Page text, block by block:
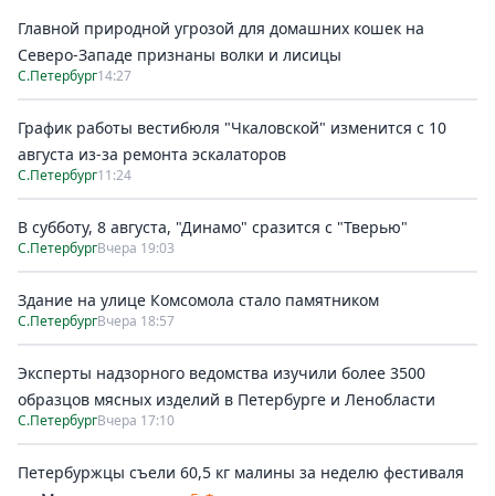
Главной природной угрозой для домашних кошек на
Северо-Западе признаны волки и лисицы
С.Петербург14:27
График работы вестибюля "Чкаловской" изменится с 10
августа из-за ремонта эскалаторов
С.Петербург11:24
В субботу, 8 августа, "Динамо" сразится с "Тверью"
С.ПетербургВчера 19:03
Здание на улице Комсомола стало памятником
С.ПетербургВчера 18:57
Эксперты надзорного ведомства изучили более 3500
образцов мясных изделий в Петербурге и Ленобласти
С.ПетербургВчера 17:10
Петербуржцы съели 60,5 кг малины за неделю фестиваля